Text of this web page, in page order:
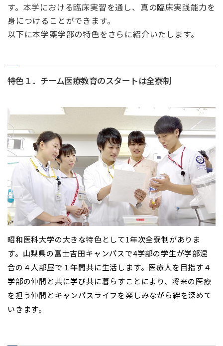
す。本学における臨床実習を通し、真の臨床実践能力を
身につけることができます。
以下に本学薬学部の特色をさらに紹介いたします。
特色１．チーム医療教育のスタートは全寮制
昭和医科大学の大きな特色として1年次全寮制がありま
す。山梨県の富士吉田キャンパスで4学部の学生が学部混
合の４人部屋で１年間共に生活します。医療人を目指す４
学部の仲間と共に学び共に暮らすことにより、将来の医療
を担う仲間とキャンパスライフを楽しみながら絆を深めて
いきます。